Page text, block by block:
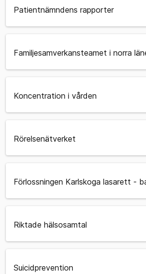
Patientnämndens rapporter
Familjesamverkansteamet i norra
Koncentration i vården
Rörelsenätverket
Förlossningen Karlskoga lasarett -
Riktade hälsosamtal
Suicidprevention